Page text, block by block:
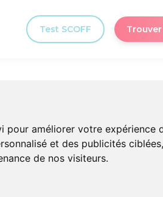
pour améliorer votre expérience
et des publicités
de nos visiteurs.
Test SCOFF